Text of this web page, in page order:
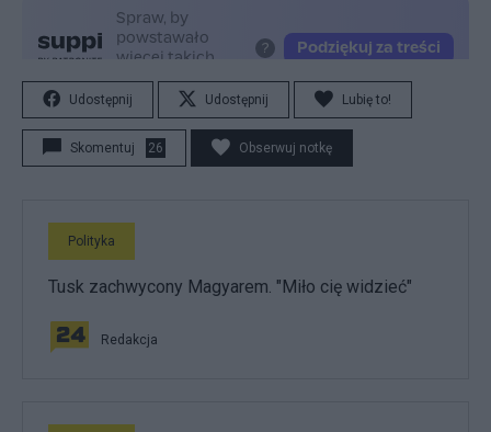
Udostępnij Udostępnij Lubię to!
Skomentuj 26 Obserwuj notkę
Polityka
Tusk zachwycony Magyarem. "Miło cię widzieć"
Redakcja